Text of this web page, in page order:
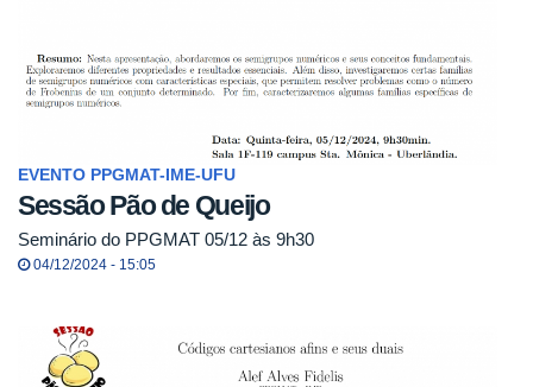
EVENTO PPGMAT-IME-UFU
Sessão Pão de Queijo
Seminário do PPGMAT 05/12 às 9h30
04/12/2024 - 15:05